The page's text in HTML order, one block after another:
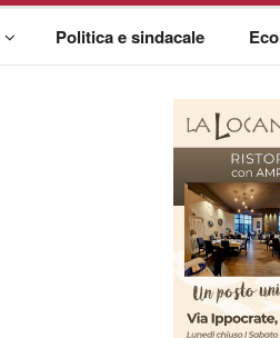
Politica e sindacale